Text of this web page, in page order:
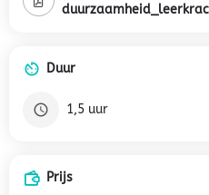
Duur
1,5 uur
Prijs